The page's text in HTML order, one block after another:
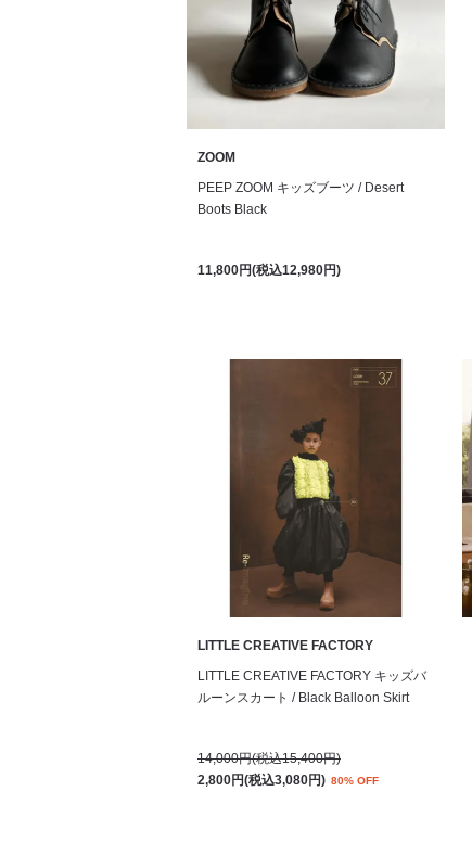
ZOOM
PEEP ZOOM キッズブーツ / Desert
Boots Black
11,800円(税込12,980円)
LITTLE CREATIVE FACTORY
LITTLE CREATIVE FACTORY キッズバ
ルーンスカート / Black Balloon Skirt
14,000円(税込15,400円)
2,800円(税込3,080円) 80% OFF